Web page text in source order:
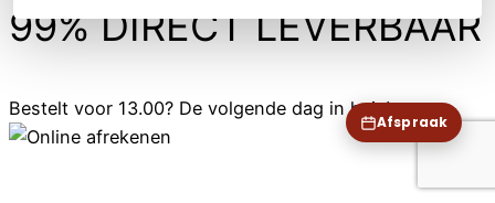
99% DIRECT LEVERBAAR
Bestelt voor 13.00? De volgende dag in huis!
Afspraak